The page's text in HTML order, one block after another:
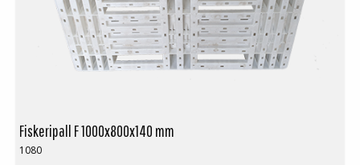
Fiskeripall F 1000x800x140 mm
1080